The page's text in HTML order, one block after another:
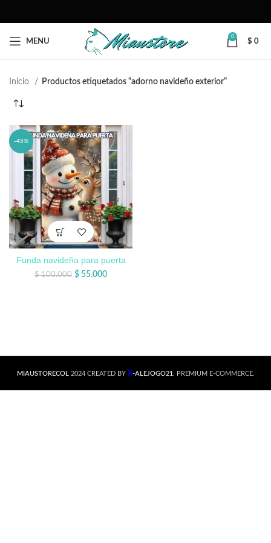
MENU
0
$ 0
Inicio Productos etiquetados “adorno navideño exterior”
-45%
Funda navideña para puerta
$100.000 $ 55.000
MIAUSTORECOL 2024 CREATED BY X-ALEJOGO21 . PREMIUM E-COMMERCE.